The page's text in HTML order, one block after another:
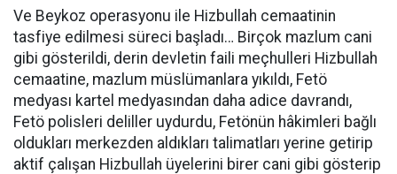
Ve Beykoz operasyonu ile Hizbullah cemaatinin
tasfiye edilmesi süreci başladı… Birçok mazlum cani
gibi gösterildi, derin devletin faili meçhulleri Hizbullah
cemaatine, mazlum müslümanlara yıkıldı, Fetö
medyası kartel medyasından daha adice davrandı,
Fetö polisleri deliller uydurdu, Fetönün hâkimleri bağlı
oldukları merkezden aldıkları talimatları yerine getirip
aktif çalışan Hizbullah üyelerini birer cani gibi gösterip